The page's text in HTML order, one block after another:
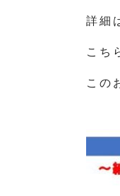
詳細
こち
この